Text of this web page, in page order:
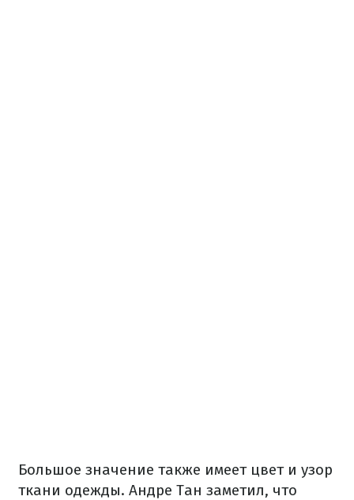
Большое значение также имеет цвет и узор
ткани одежды. Андре Тан заметил, что